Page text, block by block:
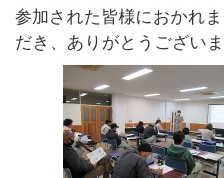
参加された皆様におかれ
だき、ありがとうござい